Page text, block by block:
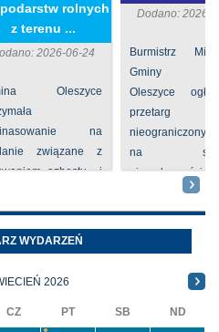
rolnych
z terenu ...
2026-06-24
Oleszyce
na
związane z
azbestu i
w ramach
pn.
Dodano: 2026-
Burmistrz
Gminy
Oleszyce
przetarg
nieograniczony
na
nieruchomości nr
Oleszycach
Orzeszkowej.
informacji ...
WYDARZEŃ
2026
CZ PT SB ND